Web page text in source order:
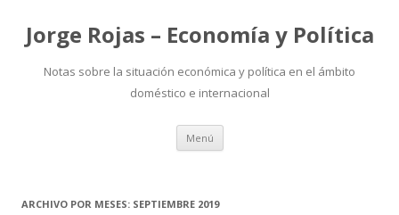
Jorge Rojas – Economía y Política
Notas sobre la situación económica y política en el ámbito
doméstico e internacional
Menú Ir
contenido
ARCHIVO POR MESES: SEPTIEMBRE 2019